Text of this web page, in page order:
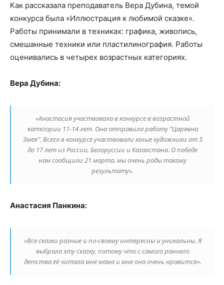
Как рассказала преподаватель Вера Дубина, темой
конкурса была «Иллюстрация к любимой сказке».
Работы принимали в техниках: графика, живопись,
смешанные техники или пластилинография. Работы
оценивались в четырех возрастных категориях.
Вера Дубина:
«Анастасия участвовала в конкурсе в возрастной
категории 11-14 лет. Она отправила работу “Царевна
Змея”. Всего в конкурсе участвовали юные художники от 5
до 17 лет из России, Белоруссии и Казахстана. О победе
нам сообщили 21 марта, мы очень рады такому
результату».
Анастасия Панкина:
«Все сказки разные и по-своему интересны и уникальны. Я
выбрала эту сказку, потому что с самого раннего
детства её читала мне мама и мне она очень нравится».